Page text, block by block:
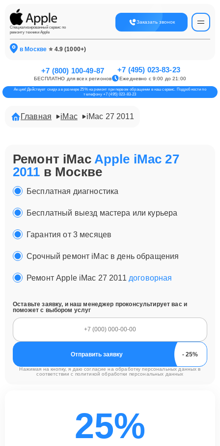
Специализированный сервис по
ремонту техники Apple
Заказать звонок
в Москве ⭐ 4.9 (1000+)
+7 (800) 100-49-87
БЕСПЛАТНО для всех регионов
+7 (495) 023-83-23
Ежедневно с 9:00 до 21:00
Акция! Действует скидка в размере 25% на ремонт при первом обращении в наш сервис. Подробности по
телефону +7 (495) 023-83-23
Главная iMac iMac 27 2011
Ремонт iMac Apple iMac 27
2011 в Москве
Бесплатная диагностика
Бесплатный выезд мастера или курьера
Гарантия от 3 месяцев
Срочный ремонт iMac в день обращения
Ремонт Apple iMac 27 2011 договорная
Оставьте заявку, и наш менеджер проконсультирует вас и
поможет с выбором услуг
Отправить заявку
Нажимая на кнопку, я даю согласие на обработку персональных данных в
соответствии с политикой обработки персональных данных
25%